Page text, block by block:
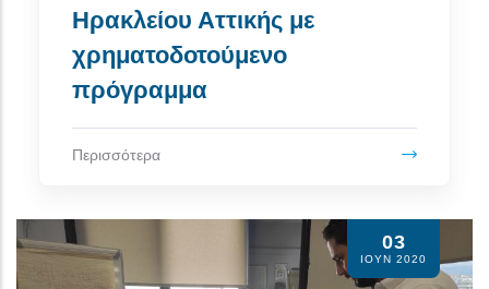
Ηρακλείου Αττικής με
χρηματοδοτούμενο
πρόγραμμα
Περισσότερα
03
ΙΟΥΝ 2020